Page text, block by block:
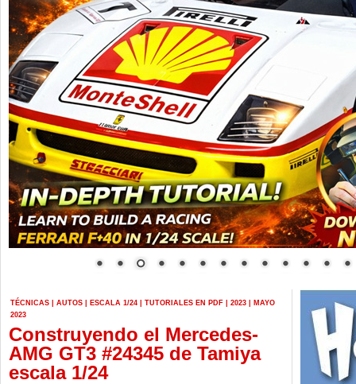
TÉCNICAS AUTOS ESCALA 1/24 TUTORIALES EN PDF 2023
MAYO
2023
Construyendo el Mercedes-
AMG GT3 #24345 de Tamiya
escala 1/24